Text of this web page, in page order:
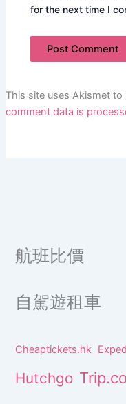
for the next time I
This site uses Akismet to
comment data is
航班比價
自駕遊租車
Cheaptickets.hk
Hutchgo